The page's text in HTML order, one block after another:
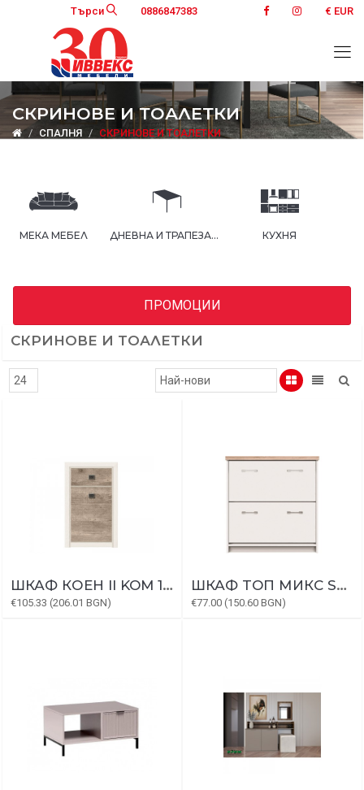
Търси 0886847383 € EUR
СКРИНОВЕ И ТОАЛЕТКИ
СПАЛНЯ СКРИНОВЕ И ТОАЛЕТКИ
ДНЕВНА И ТРАПЕЗАРИЯ КУХНЯ СПАЛНЯ
ПРОМОЦИИ
СКРИНОВЕ И ТОАЛЕТКИ
ШКАФ КОЕН II KOM 1D1S
€105.33 (206.01 BGN)
ШКАФ TOП МИКС SZFK
€77.00 (150.60 BGN)